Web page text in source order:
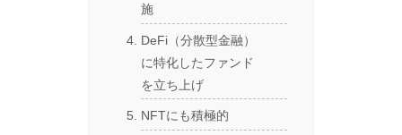
施
DeFi（分散型金融）
に特化したファンド
を立ち上げ
NFTにも積極的